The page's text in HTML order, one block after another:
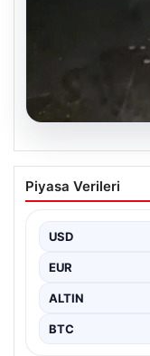
04.08.2026
Sahilde
carettayı
Piyasa Verileri
USD
EUR
ALTIN
BTC